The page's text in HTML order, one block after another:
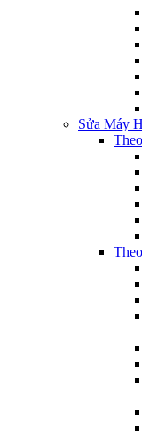
Sửa Máy